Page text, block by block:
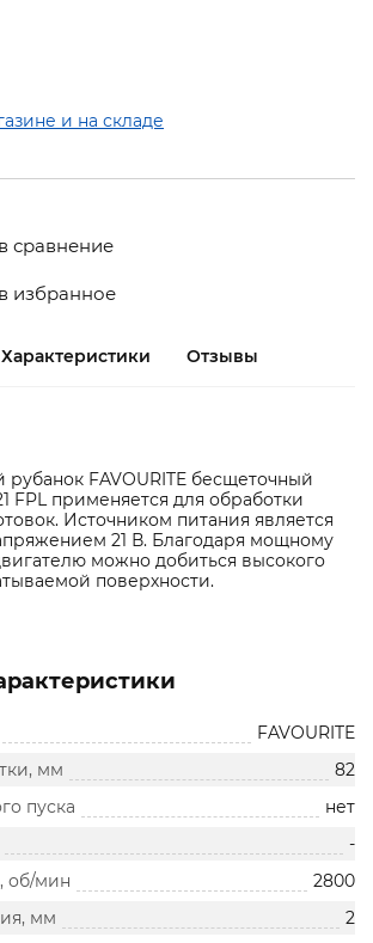
и на складе
сравнение
избранное
Характеристики Отзывы
FAVOURITE бесщеточный
FPL применяется для обработки
Источником питания является
21 В. Благодаря мощному
можно добиться высокого
поверхности.
FAVOURITE
мм
82
пуска
нет
-
об/мин
2800
мм
2